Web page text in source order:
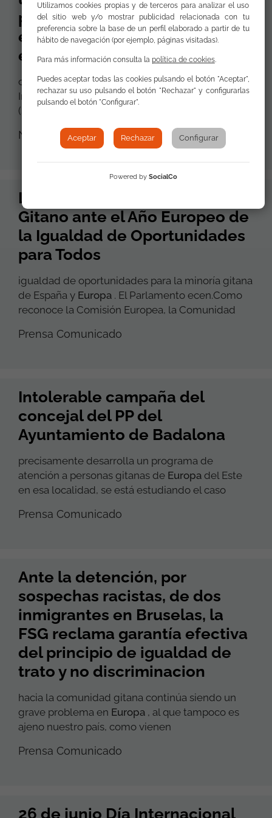
poner los derechos humanos
en el centro del debate
europeo
centro del debate europeo FSG Internacional 1
InternacionalEuropaC/ Ahijones, s/n Madrid
(Sede Central) El Foro de Derechos
Noticia / 29 de Octubre de 2021
La Fundación Secretariado
Gitano ante el Año Europeo de
la Igualdad de Oportunidades
para Todos
igualdad de oportunidades para la minoría gitana
de España y Europa . El Parlamento ecen.Como
reconoce la Comisión Europea, la Comunidad
Prensa Comunicado
Intolerable campaña del
concejal del PP del
Ayuntamiento de Badalona
precisamente desarrolla un programa de
atención a personas gitanas de Europa del Este
en esa localidad, se está estudiando el caso
Prensa Comunicado
Ante la detención, por
sospechas racistas, de dos
inmigrantes en Bruselas, la
FSG reclama garantía efectiva
del principio de igualdad de
trato y no discriminacion
hacia la comunidad gitana continúa siendo un
grave problema en Europa , al que tampoco es
ajeno nuestro país, como vienen
Prensa Comunicado
26 de junio Día Internacional
Utilizamos cookies propias y de terceros para analizar el uso
del sitio web y/o mostrar publicidad relacionada con tu
preferencia sobre la base de un perfil elaborado a partir de tu
hábito de navegación (por ejemplo, páginas visitadas).
Para más información consulta la política de cookies.
Puedes aceptar todas las cookies pulsando el botón "Aceptar",
rechazar su uso pulsando el botón "Rechazar" y configurarlas
pulsando el botón "Configurar".
Aceptar Rechazar Configurar
Powered by SocialCo